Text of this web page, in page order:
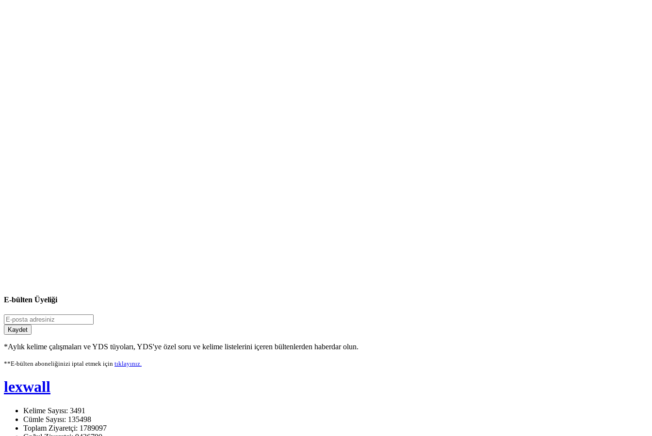
E-bülten Üyeliği
Kaydet
*Aylık kelime çalışmaları ve YDS tüyoları, YDS'ye özel soru ve kelime listelerini içeren bültenlerden haberdar olun.
**E-bülten aboneliğinizi iptal etmek için tıklayınız.
lexwall
Kelime Sayısı: 3491
Cümle Sayısı: 135498
Toplam Ziyaretçi: 1789097